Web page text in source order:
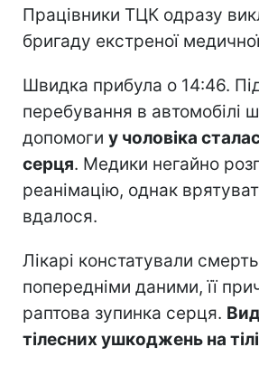
Працівники ТЦК одразу
бригаду екстреної
Швидка прибула о 14:46.
перебування в автомобілі
допомоги у чоловіка
серця. Медики негайно
реанімацію, однак
вдалося.
Лікарі констатували
попередніми даними, її
раптова зупинка серця.
тілесних ушкоджень на